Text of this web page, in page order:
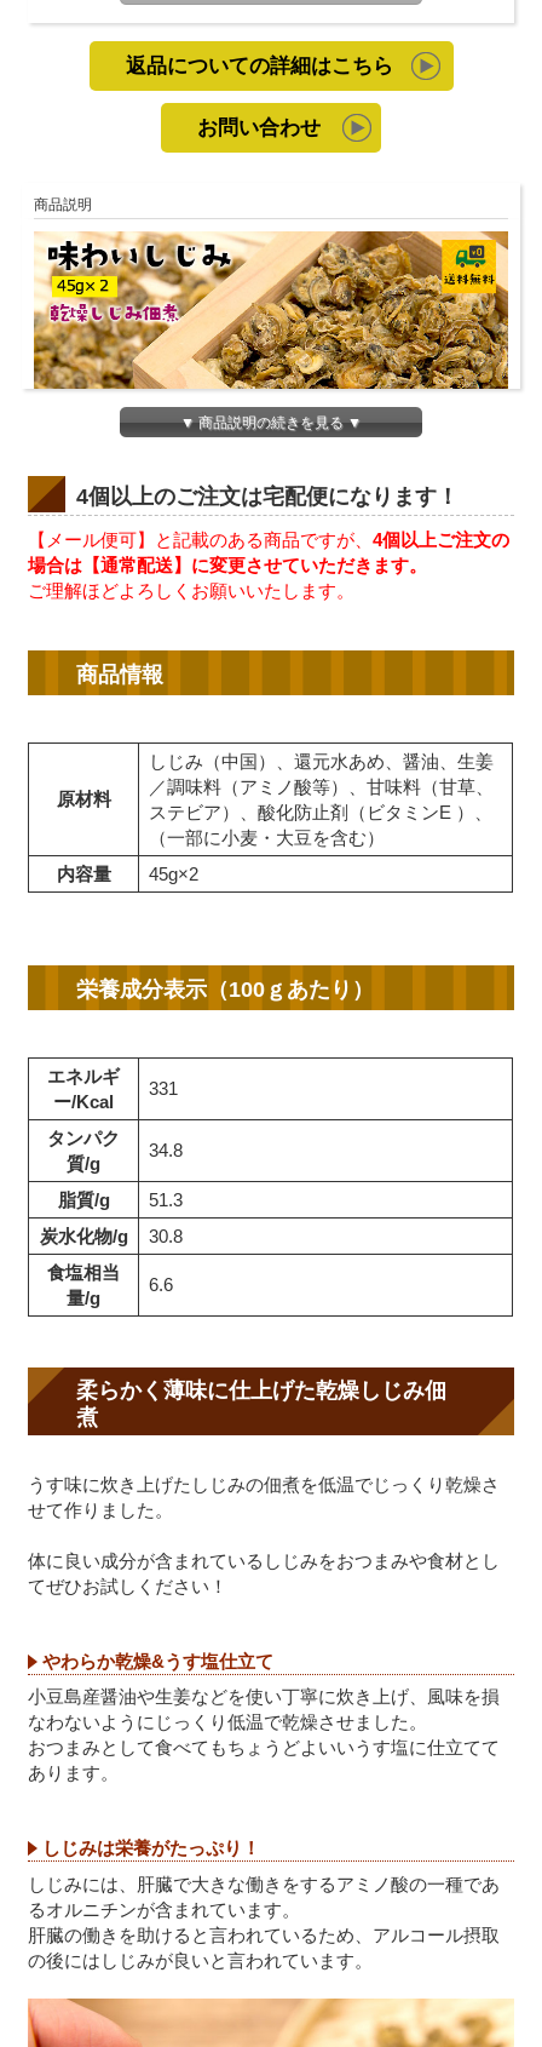
返品についての詳細はこちら
お問い合わせ
商品説明
▼ 商品説明の続きを見る ▼
4個以上のご注文は宅配便になります！
【メール便可】と記載のある商品ですが、4個以上ご注文の
場合は【通常配送】に変更させていただきます。
ご理解ほどよろしくお願いいたします。
商品情報
原材料
しじみ（中国）、還元水あめ、醤油、生姜
／調味料（アミノ酸等）、甘味料（甘草、
ステビア）、酸化防止剤（ビタミンE ）、
（一部に小麦・大豆を含む）
内容量
45g×2
栄養成分表示（100ｇあたり）
エネルギ
ー/Kcal
331
タンパク
質/g
34.8
脂質/g
51.3
炭水化物/g
30.8
食塩相当
量/g
6.6
柔らかく薄味に仕上げた乾燥しじみ佃
煮
うす味に炊き上げたしじみの佃煮を低温でじっくり乾燥さ
せて作りました。
体に良い成分が含まれているしじみをおつまみや食材とし
てぜひお試しください！
やわらか乾燥&うす塩仕立て
小豆島産醤油や生姜などを使い丁寧に炊き上げ、風味を損
なわないようにじっくり低温で乾燥させました。
おつまみとして食べてもちょうどよいいうす塩に仕立てて
あります。
しじみは栄養がたっぷり！
しじみには、肝臓で大きな働きをするアミノ酸の一種であ
るオルニチンが含まれています。
肝臓の働きを助けると言われているため、アルコール摂取
の後にはしじみが良いと言われています。